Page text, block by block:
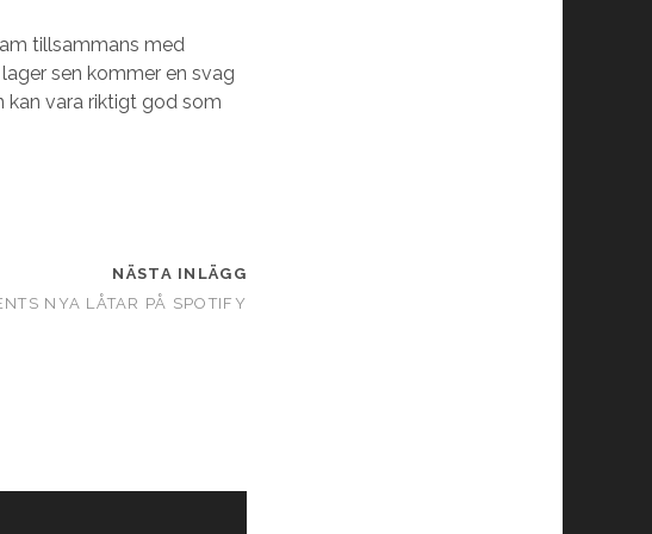
tillsammans med
sen kommer en svag
kan vara riktigt god som
NÄSTA INLÄGG
NYA LÅTAR PÅ SPOTIFY